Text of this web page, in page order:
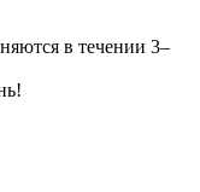
в течении 3–